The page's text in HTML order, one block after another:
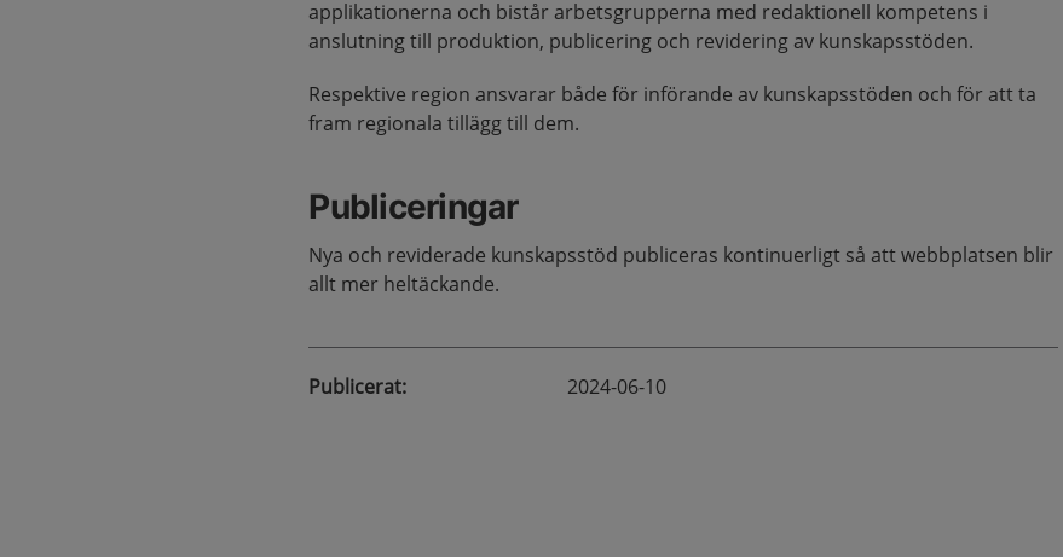
applikationerna och bistår arbetsgrupperna med redaktionell kompetens i
anslutning till produktion, publicering och revidering av kunskapsstöden.
Respektive region ansvarar både för införande av kunskapsstöden och för att ta
fram regionala tillägg till dem.
Publiceringar
Nya och reviderade kunskapsstöd publiceras kontinuerligt så att webbplatsen blir
allt mer heltäckande.
Publicerat: 2024-06-10